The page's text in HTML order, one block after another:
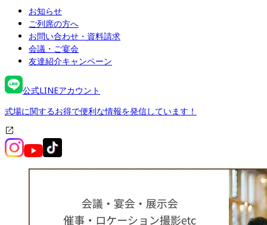
お知らせ
ご列席の方へ
お問い合わせ・資料請求
会議・ご宴会
友達紹介キャンペーン
公式LINEアカウント
式場に関するお得で便利な情報を発信しています！